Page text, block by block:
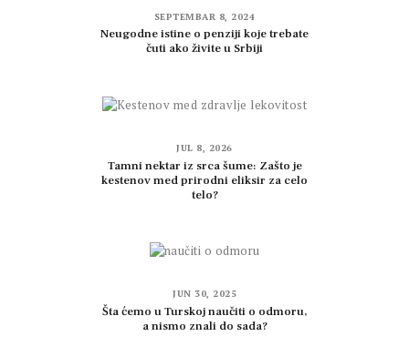
SEPTEMBAR 8, 2024
Neugodne istine o penziji koje trebate
čuti ako živite u Srbiji
JUL 8, 2026
Tamni nektar iz srca šume: Zašto je
kestenov med prirodni eliksir za celo
telo?
JUN 30, 2025
Šta ćemo u Turskoj naučiti o odmoru,
a nismo znali do sada?